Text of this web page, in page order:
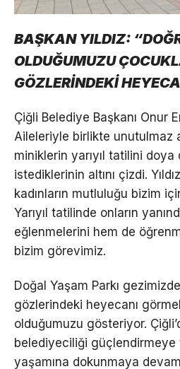
BAŞKAN YILDIZ:
OLDUĞUMUZU
GÖZLERİNDEKİ
Çiğli Belediye Başkanı Onur
Aileleriyle birlikte unutulmaz
miniklerin yarıyıl tatilini
istediklerinin altını çizdi.
kadınların mutluluğu bizim
Yarıyıl tatilinde onların
eğlenmelerini hem de
bizim görevimiz.
Doğal Yaşam Parkı
gözlerindeki heyecanı
olduğumuzu gösteriyor.
belediyeciliği güçlendirmeye
yaşamına dokunmaya